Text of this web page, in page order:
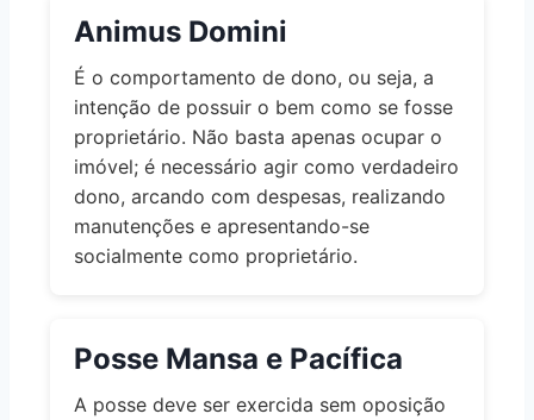
Animus Domini
É o comportamento de dono, ou seja, a
intenção de possuir o bem como se fosse
proprietário. Não basta apenas ocupar o
imóvel; é necessário agir como verdadeiro
dono, arcando com despesas, realizando
manutenções e apresentando-se
socialmente como proprietário.
Posse Mansa e Pacífica
A posse deve ser exercida sem oposição